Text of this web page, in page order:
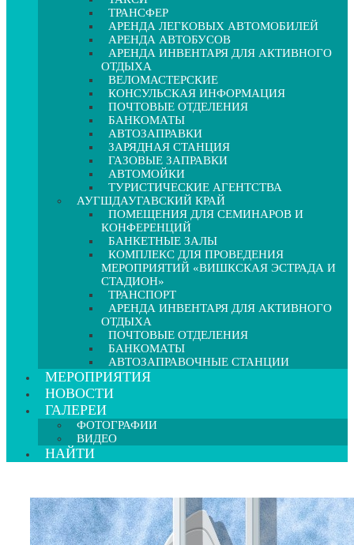
ТРАНСФЕР
АРЕНДА ЛЕГКОВЫХ АВТОМОБИЛЕЙ
АРЕНДА АВТОБУСОВ
АРЕНДА ИНВЕНТАРЯ ДЛЯ АКТИВНОГО
ОТДЫХА
ВЕЛОМАСТЕРСКИЕ
КОНСУЛЬСКАЯ ИНФОРМАЦИЯ
ПОЧТОВЫЕ ОТДЕЛЕНИЯ
БАНКОМАТЫ
АВТОЗАПРАВКИ
ЗАРЯДНАЯ СТАНЦИЯ
ГАЗОВЫЕ ЗАПРАВКИ
АВТОМОЙКИ
ТУРИСТИЧЕСКИЕ АГЕНТСТВА
АУГШДАУГАВСКИЙ КРАЙ
ПОМЕЩЕНИЯ ДЛЯ СЕМИНАРОВ И
КОНФЕРЕНЦИЙ
БАНКЕТНЫЕ ЗАЛЫ
КОМПЛЕКС ДЛЯ ПРОВЕДЕНИЯ
МЕРОПРИЯТИЙ «ВИШКСКАЯ ЭСТРАДА И
СТАДИОН»
ТРАНСПОРТ
АРЕНДА ИНВЕНТАРЯ ДЛЯ АКТИВНОГО
ОТДЫХА
ПОЧТОВЫЕ ОТДЕЛЕНИЯ
БАНКОМАТЫ
АВТОЗАПРАВОЧНЫЕ СТАНЦИИ
МЕРОПРИЯТИЯ
НОВОСТИ
ГАЛЕРЕИ
ФОТОГРАФИИ
ВИДЕО
НАЙТИ